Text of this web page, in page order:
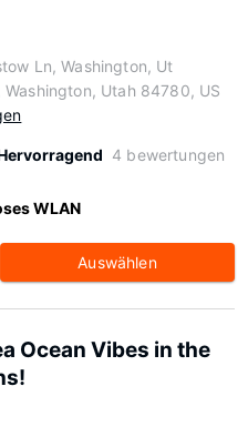
Ln, Washington, Ut
Utah 84780, US
4 bewertungen
WLAN
Auswählen
Ocean Vibes in the